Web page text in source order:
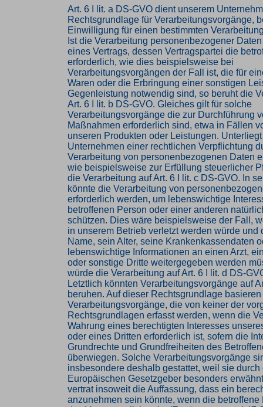
Art. 6 I lit. a DS-GVO dient unserem
Rechtsgrundlage für Verarbeitungsvorgänge,
Einwilligung für einen bestimmten
Ist die Verarbeitung personenbezogener
eines Vertrags, dessen Vertragspartei die
erforderlich, wie dies beispielsweise bei
Verarbeitungsvorgängen der Fall ist, die für
Waren oder die Erbringung einer sonstigen
Gegenleistung notwendig sind, so beruht die
Art. 6 I lit. b DS-GVO. Gleiches gilt für solche
Verarbeitungsvorgänge die zur Durchführung
Maßnahmen erforderlich sind, etwa in Fällen
unseren Produkten oder Leistungen.
Unternehmen einer rechtlichen Verpflichtung
Verarbeitung von personenbezogenen Daten
wie beispielsweise zur Erfüllung steuerlicher
die Verarbeitung auf Art. 6 I lit. c DS-GVO. In
könnte die Verarbeitung von
erforderlich werden, um lebenswichtige
betroffenen Person oder einer anderen
schützen. Dies wäre beispielsweise der Fall,
in unserem Betrieb verletzt werden würde und
Name, sein Alter, seine Krankenkassendaten
lebenswichtige Informationen an einen Arzt,
oder sonstige Dritte weitergegeben werden
würde die Verarbeitung auf Art. 6 I lit. d DS-
Letztlich könnten Verarbeitungsvorgänge auf
beruhen. Auf dieser Rechtsgrundlage basieren
Verarbeitungsvorgänge, die von keiner der
Rechtsgrundlagen erfasst werden, wenn die
Wahrung eines berechtigten Interesses
oder eines Dritten erforderlich ist, sofern die
Grundrechte und Grundfreiheiten des
überwiegen. Solche Verarbeitungsvorgänge
insbesondere deshalb gestattet, weil sie durch
Europäischen Gesetzgeber besonders
vertrat insoweit die Auffassung, dass ein
anzunehmen sein könnte, wenn die